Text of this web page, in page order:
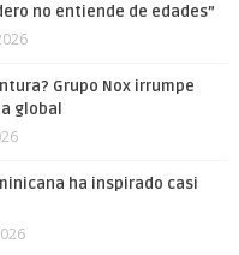
no entiende de edades”
Grupo Nox irrumpe
global
ha inspirado casi